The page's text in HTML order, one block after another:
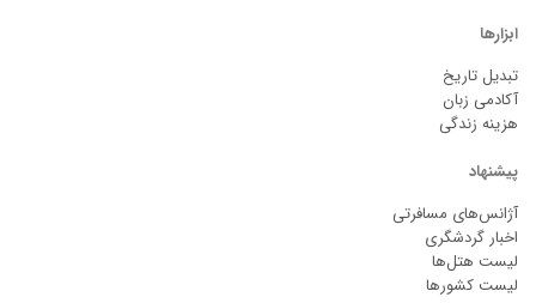
ابزارها
تبدیل تاریخ
آکادمی زبان
هزینه زندگی
پیشنهاد
آژانس‌های مسافرتی
اخبار گردشگری
لیست هتل‌ها
لیست کشورها